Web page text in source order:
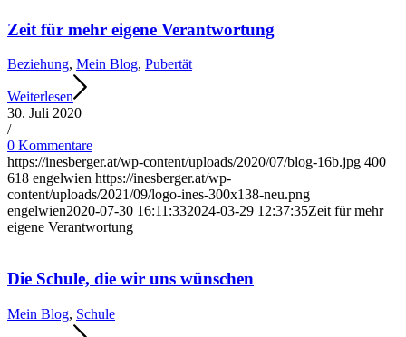
Zeit für mehr eigene Verantwortung
Beziehung, Mein Blog, Pubertät
Weiterlesen
30. Juli 2020
/
0 Kommentare
https://inesberger.at/wp-content/uploads/2020/07/blog-16b.jpg 400
618 engelwien https://inesberger.at/wp-
content/uploads/2021/09/logo-ines-300x138-neu.png
engelwien2020-07-30 16:11:332024-03-29 12:37:35Zeit für mehr
eigene Verantwortung
Die Schule, die wir uns wünschen
Mein Blog, Schule